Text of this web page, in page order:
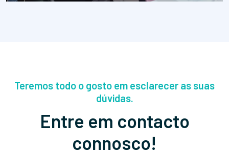
Teremos todo o gosto em esclarecer as suas
dúvidas.
Entre em contacto
connosco!